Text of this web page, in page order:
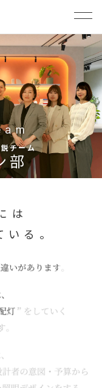
チーム
部
は
る。